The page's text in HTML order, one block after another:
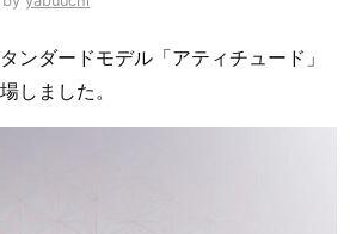
ンダードモデル「アティチュード」
しました。